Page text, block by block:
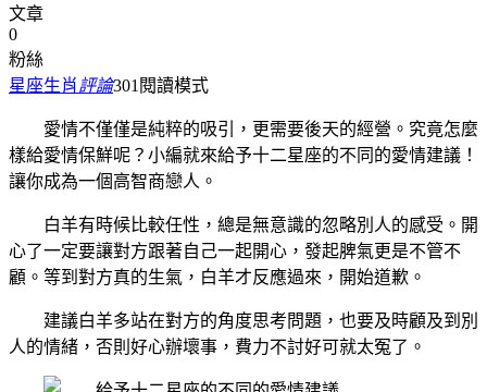
文章
0
粉絲
星座生肖評論301 閱讀模式
愛情不僅僅是純粹的吸引，更需要後天的經營。究竟怎麼
樣給愛情保鮮呢？小編就來給予十二星座的不同的愛情建議！
讓你成為一個高智商戀人。
白羊有時候比較任性，總是無意識的忽略別人的感受。開
心了一定要讓對方跟著自己一起開心，發起脾氣更是不管不
顧。等到對方真的生氣，白羊才反應過來，開始道歉。
建議白羊多站在對方的角度思考問題，也要及時顧及到別
人的情緒，否則好心辦壞事，費力不討好可就太冤了。